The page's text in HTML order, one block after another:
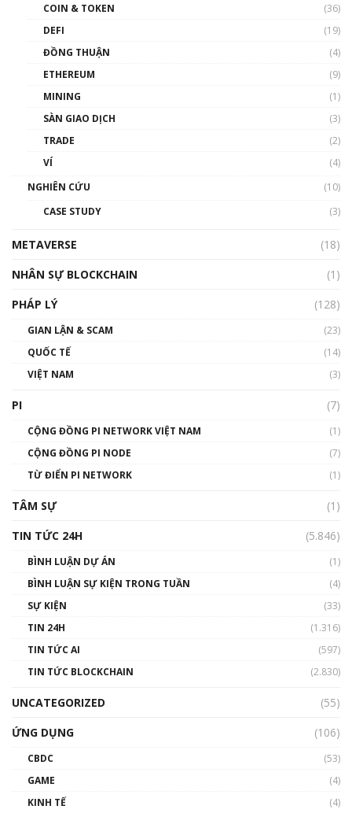
00:39:31
Phổ cập Blockchain
thống & Crypto qua các cuộc chiến | Phổ cập
01:32:59
gió ấm
Talkshow 14: MemeCoin – Trò đùa tỷ đô
01:29:26
COIN & TOKEN
(36)
DEFI
(19)
ĐỒNG THUẬN
(4)
ETHEREUM
(9)
MINING
(1)
SÀN GIAO DỊCH
(3)
TRADE
(2)
VÍ
(4)
NGHIÊN CỨU
(10)
CASE STUDY
(3)
METAVERSE
(18)
NHÂN SỰ BLOCKCHAIN
(1)
PHÁP LÝ
(128)
GIAN LẬN & SCAM
(23)
QUỐC TẾ
(14)
VIỆT NAM
(3)
PI (7)
CỘNG ĐỒNG PI NETWORK VIỆT NAM
(1)
CỘNG ĐỒNG PI NODE
(7)
TỪ ĐIỂN PI NETWORK
(1)
TÂM SỰ
(1)
TIN TỨC 24H
(5.846)
BÌNH LUẬN DỰ ÁN
(1)
BÌNH LUẬN SỰ KIỆN TRONG TUẦN
(4)
SỰ KIỆN
(33)
TIN 24H
(1.316)
TIN TỨC AI
(597)
TIN TỨC BLOCKCHAIN
(2.830)
UNCATEGORIZED
(55)
ỨNG DỤNG
(106)
CBDC
(53)
GAME
(4)
KINH TẾ
(4)